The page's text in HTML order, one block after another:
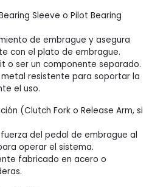
Sleeve o Pilot Bearing
de embrague y asegura
con el plato de embrague.
o ser un componente separado.
resistente para soportar la
el uso.
(Clutch Fork o Release Arm, si
del pedal de embrague al
operar el sistema.
fabricado en acero o